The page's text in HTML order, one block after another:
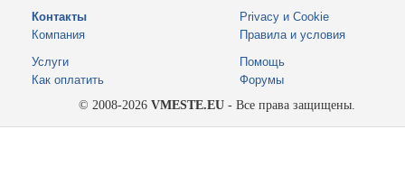
Контакты
Компания
Privacy и Cookie
Правила и условия
Услуги
Как оплатить
Помощь
Форумы
© 2008-2026 VMESTE.EU - Все права защищены.